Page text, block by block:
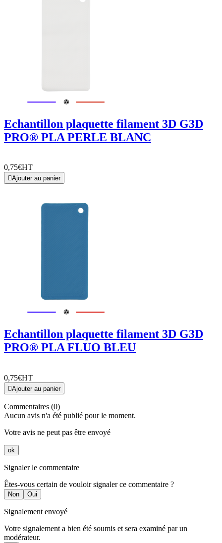
Echantillon plaquette filament 3D G3D
PRO® PLA PERLE BLANC
0,75€HT
Ajouter au panier
Echantillon plaquette filament 3D G3D
PRO® PLA FLUO BLEU
0,75€HT
Ajouter au panier
Commentaires (0)
Aucun avis n'a été publié pour le moment.
Votre avis ne peut pas être envoyé
ok
Signaler le commentaire
Êtes-vous certain de vouloir signaler ce commentaire ?
Non Oui
Signalement envoyé
Votre signalement a bien été soumis et sera examiné par un
modérateur.